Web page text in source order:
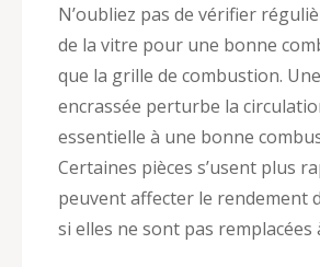
N’oubliez pas de vérifier
de la vitre pour une bonne
que la grille de combustion.
encrassée perturbe la
essentielle à une bonne
Certaines pièces s’usent plus
peuvent affecter le rendement
si elles ne sont pas remplacées